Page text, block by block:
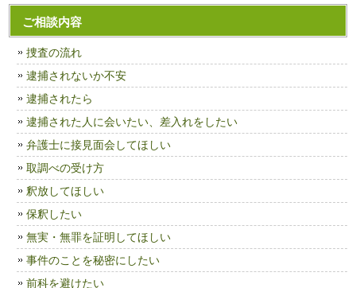
ご相談内容
捜査の流れ
逮捕されないか不安
逮捕されたら
逮捕された人に会いたい、差入れをしたい
弁護士に接見面会してほしい
取調べの受け方
釈放してほしい
保釈したい
無実・無罪を証明してほしい
事件のことを秘密にしたい
前科を避けたい